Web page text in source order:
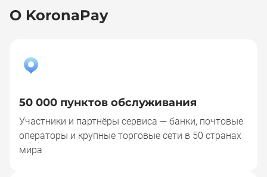
О KoronaPay
50 000 пунктов обслуживания
Участники и партнёры сервиса — банки, почтовые
операторы и крупные торговые сети в 50 странах
мира